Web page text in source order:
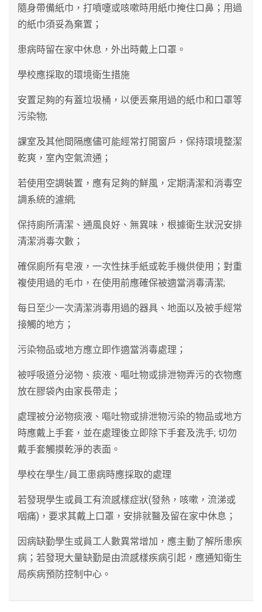
隨身帶備紙巾，打噴嚏或咳嗽時用紙巾掩住口鼻；用過
的紙巾須妥為棄置；
患病時留在家中休息，外出時戴上口罩。
學校應採取的環境衛生措施
安置足夠的有蓋垃圾桶，以便丟棄用過的紙巾和口罩等
污染物;
課室及其他間隔應儘可能經常打開窗戶，保持環境整潔
乾爽，室內空氣流通；
若使用空調裝置，應有足夠的鮮風，定期清潔和消毒空
調系統的濾網;
保持廁所清潔、通風良好、無異味，根據衛生狀況安排
清潔消毒次數；
確保廁所有皂液，一次性抹手紙或乾手機供使用；對重
複使用過的毛巾，在使用前應確保被適當消毒清潔;
每日至少一次清潔消毒用過的器具、地面以及被手經常
接觸的地方；
污染物品或地方應立即作適當消毒處理；
被呼吸道分泌物、痰液、嘔吐物或排泄物弄污的衣物應
放在膠袋內由家長帶走；
處理被分泌物痰液、嘔吐物或排泄物污染的物品或地方
時應戴上手套，並在處理後立即除下手套及洗手; 切勿
戴手套觸摸乾淨的表面。
學校在學生/員工患病時應採取的處理
若發現學生或員工有流感樣症狀(發熱，咳嗽，流涕或
咽痛)，要求其戴上口罩，安排就醫及留在家中休息；
因病缺勤學生或員工人數異常增加，應主動了解所患疾
病；若發現大量缺勤是由流感樣疾病引起，應通知衛生
局疾病預防控制中心。